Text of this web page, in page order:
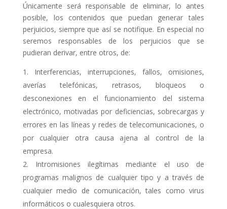
Únicamente será responsable de eliminar, lo antes
posible, los contenidos que puedan generar tales
perjuicios, siempre que así se notifique. En especial no
seremos responsables de los perjuicios que se
pudieran derivar, entre otros, de:
Interferencias, interrupciones, fallos, omisiones,
averías telefónicas, retrasos, bloqueos o
desconexiones en el funcionamiento del sistema
electrónico, motivadas por deficiencias, sobrecargas y
errores en las líneas y redes de telecomunicaciones, o
por cualquier otra causa ajena al control de la
empresa.
Intromisiones ilegítimas mediante el uso de
programas malignos de cualquier tipo y a través de
cualquier medio de comunicación, tales como virus
informáticos o cualesquiera otros.